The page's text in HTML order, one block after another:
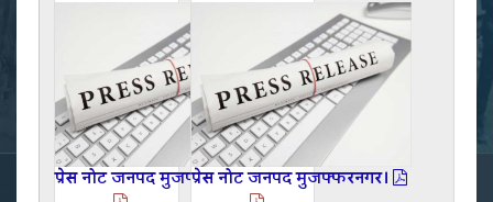
प्रेस नोट जनपद मुजफ्फरनगर।प्रेस नोट जनपद मुजफ्फरनगर।